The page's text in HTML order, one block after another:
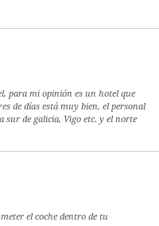
para mi opinión es un hotel que
de días está muy bien, el personal
sur de galicia, Vigo etc. y el norte
el coche dentro de tu